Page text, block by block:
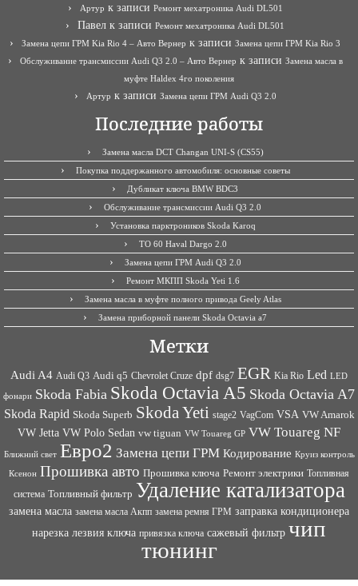
Артур к записи Ремонт мехатроника Audi DL501
Павел к записи Ремонт мехатроника Audi DL501
Замена цепи ГРМ Kia Rio 4 – Авто Вернер к записи Замена цепи ГРМ Kia Rio 3
Обслуживание трансмиссии Audi Q3 2.0 – Авто Вернер к записи Замена масла в
муфте Haldex 4го поколения
Артур к записи Замена цепи ГРМ Audi Q3 2.0
Последние работы
Замена масла DCT Changan UNI-S (CS55)
Покупка поддержанного автомобиля: основные советы
Дубликат ключа BMW BDC3
Обслуживание трансмиссии Audi Q3 2.0
Установка парктроников Skoda Karoq
ТО 60 Haval Dargo 2.0
Замена цепи ГРМ Audi Q3 2.0
Ремонт МКПП Skoda Yeti 1.6
Замена масла в муфте полного привода Geely Atlas
Замена приборной панели Skoda Octavia a7
Метки
Audi A4 Audi Q3 Audi q5 Chevrolet Cruze dpf dsg7 EGR Kia Rio Led LED
фонари Skoda Fabia Skoda Octavia A5 Skoda Octavia A7
Skoda Rapid Skoda Superb Skoda Yeti stage2 VagCom VSA VW Amarok
VW Jetta VW Polo Sedan vw tiguan VW Touareg GP VW Touareg NF
Ближний свет Евро2 Замена цепи ГРМ Кодирование Круиз контроль
Ксенон Прошивка авто Прошивка ключа Ремонт электрики Топливная
система Топливный фильтр Удаление катализатора
замена масла замена масла Акпп замена ремня ГРМ заправка кондиционера
нарезка лезвия ключа привязка ключа сажевый фильтр чип
тюнинг